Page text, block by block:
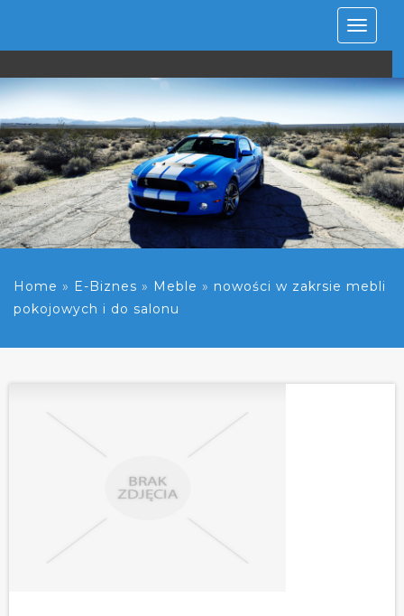
Rozwiń
Home » E-Biznes » Meble » nowości w zakrsie mebli
pokojowych i do salonu